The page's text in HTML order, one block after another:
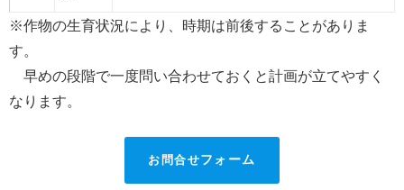
※作物の生育状況により、時期は前後することがありま
す。
早めの段階で一度問い合わせておくと計画が立てやすく
なります。
お問合せフォーム